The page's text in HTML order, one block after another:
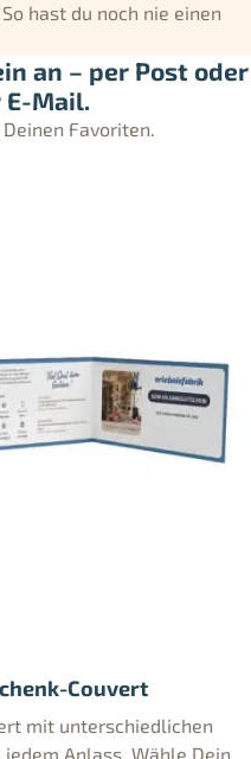
hast du noch nie einen
an – per Post oder
Mail.
Favoriten.
Couvert
mit unterschiedlichen
Anlass. Wähle Dein